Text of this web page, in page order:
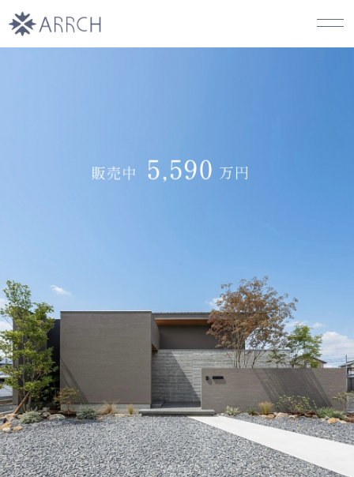
カタログ請求 人気の間取りプラン
はじめまして､ARRCHです
得意なこと・苦手なこと
建築家とつくる理由
絶対に予算を超えない工夫
平屋に自信があります